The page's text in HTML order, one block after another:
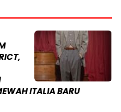
ITALIA BARU